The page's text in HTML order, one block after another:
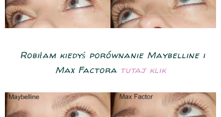
Robiłam kiedyś porównanie Maybelline i
Max Factora tutaj klik